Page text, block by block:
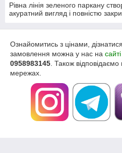
Рівна лінія зеленого паркану
акуратний вигляд і повністю
Ознайомитись з цінами,
замовлення можна у нас на сайті
0958983145 . Також
мережах.